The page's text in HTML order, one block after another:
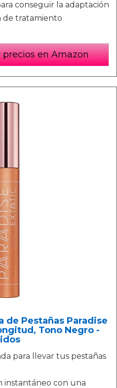
conseguir la adaptación
de tratamiento
en Amazon
de Pestañas Paradise
Tono Negro -
para llevar tus pestañas
con una